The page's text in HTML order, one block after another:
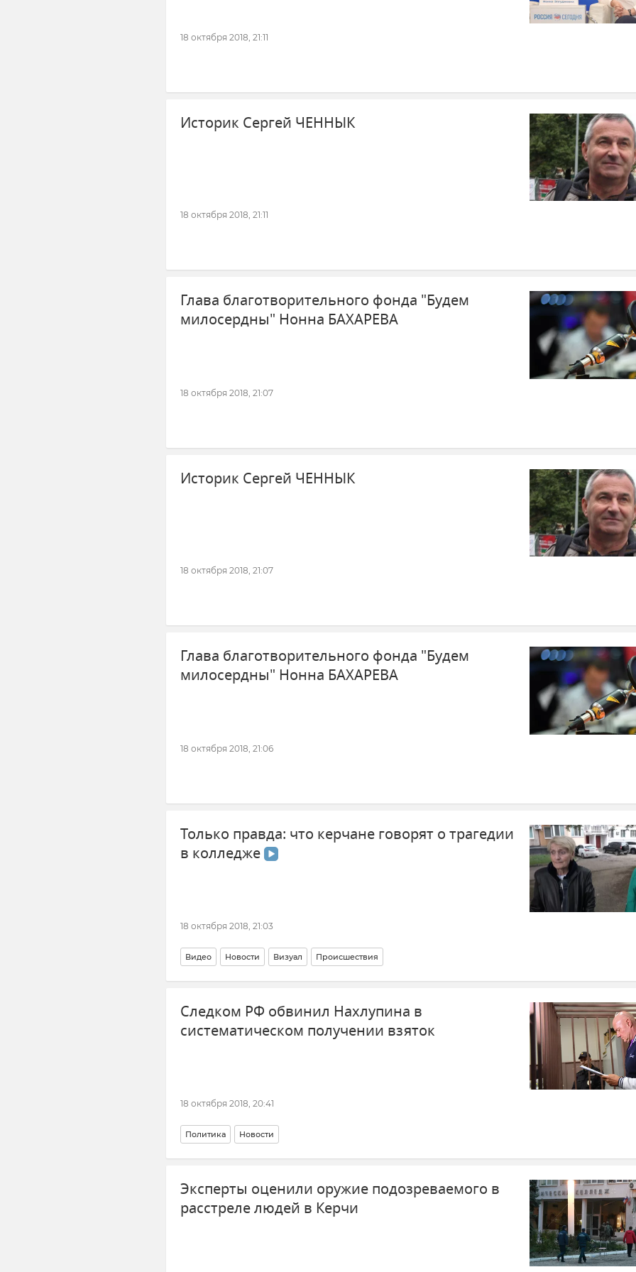
18 октября 2018, 21:11
Историк Сергей ЧЕННЫК
18 октября 2018, 21:11
Глава благотворительного фонда "Будем
милосердны" Нонна БАХАРЕВА
18 октября 2018, 21:07
Историк Сергей ЧЕННЫК
18 октября 2018, 21:07
Глава благотворительного фонда "Будем
милосердны" Нонна БАХАРЕВА
18 октября 2018, 21:06
Только правда: что керчане говорят о трагедии
в колледже
18 октября 2018, 21:03
Видео Новости Визуал Происшествия
Массовое убийство в Керченском политехническом колледже
Следком РФ обвинил Нахлупина в
систематическом получении взяток
18 октября 2018, 20:41
Политика Новости
Эксперты оценили оружие подозреваемого в
расстреле людей в Керчи